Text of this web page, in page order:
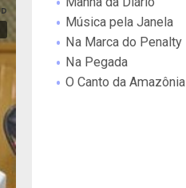
Música pela Janela
Na Marca do Penalty
Na Pegada
O Canto da Amazônia